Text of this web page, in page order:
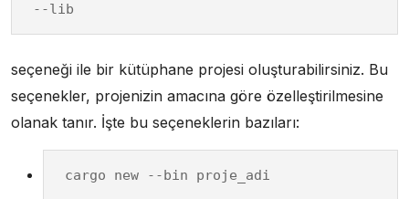
--lib
seçeneği ile bir kütüphane projesi oluşturabilirsiniz. Bu
seçenekler, projenizin amacına göre özelleştirilmesine
olanak tanır. İşte bu seçeneklerin bazıları:
cargo new --bin proje_adi